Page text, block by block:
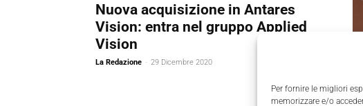
Per fornire le migliori
memorizzare e/o
Nuova acquisizione in Antares
Vision: entra nel gruppo Applied
Vision
La Redazione - 29 Dicembre 2020